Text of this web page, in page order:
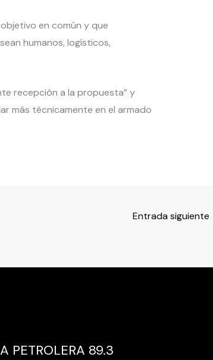
en común y que
humanos, logísticos,
recepción a la propuesta” y
más técnicamente en el armado
Entrada siguiente
PETROLERA 89.3